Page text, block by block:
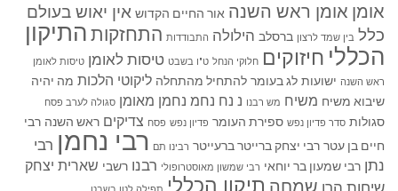
אומן אומן ראש השנה אור החיים הקדוש אין יאוש בעולם
כלל בין שמד לרצון ברסלב הילולה התבודדות התחזקות התיקון
הכללי חיזוקים חלוקי הנחל ט"ו בשבט טיסות לאומן טיסות לאומן
ראש השנה ישועות לג בעומר להתחיל מהתחלה ליקוטי הלכות מה יהיה
שיבוא משיח משיח מש רבנו נ נח נחמ נחמן מאומן סגולה לערב פסח
סגולות סדר פדיון נפש ספירת העומר פדיון נפש פסח צדיקים ראש השנה רבי
חיים בן עטר רבי יצחק ברייטר ברעייטר רבינו תם רבי נחמן רבי
נתן רבי שמעון בר יוחאי רבי שמשון מאוסטרופולי רבנו רשבי שארית יצחק
שמחה תיקון הכללי